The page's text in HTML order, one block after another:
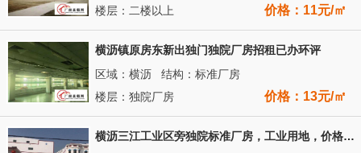
楼层：二楼以上
价格：11元/㎡
横沥镇原房东新出独门独院厂房招租已办环评
区域：横沥 结构：标准厂房
楼层：独院厂房
价格：13元/㎡
横沥三江工业区旁独院标准厂房，工业用地，价格便宜